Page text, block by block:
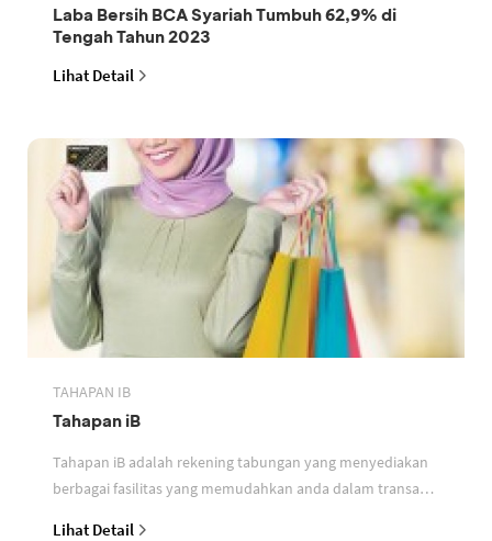
Laba Bersih BCA Syariah Tumbuh 62,9% di
Tengah Tahun 2023
Lihat Detail
TAHAPAN IB
Tahapan iB
Tahapan iB adalah rekening tabungan yang menyediakan
berbagai fasilitas yang memudahkan anda dalam transaksi
Lihat Detail